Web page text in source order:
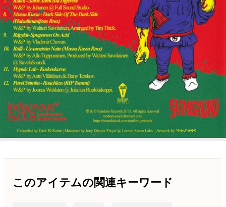
このアイテムの関連キーワード